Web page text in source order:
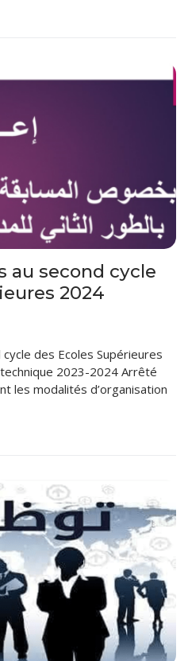
au second cycle
2024
cycle des Ecoles Supérieures
2023-2024 Arrêté
les modalités d’organisation